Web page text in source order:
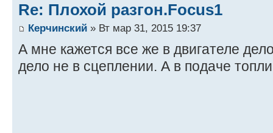
Re: Плохой разгон.Focus1
Керчинский » Вт мар 31, 2015 19:37
А мне кажется все же в двигателе
дело не в сцеплении. А в подаче